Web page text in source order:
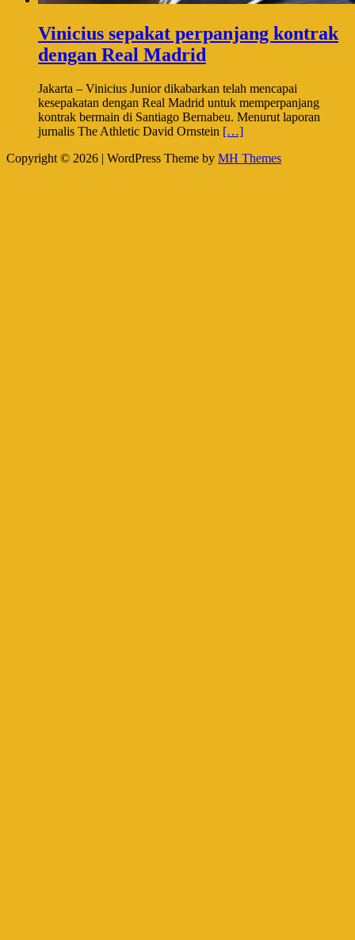
Vinicius sepakat perpanjang kontrak
dengan Real Madrid
Jakarta – Vinicius Junior dikabarkan telah mencapai
kesepakatan dengan Real Madrid untuk memperpanjang
kontrak bermain di Santiago Bernabeu. Menurut laporan
jurnalis The Athletic David Ornstein […]
Copyright © 2026 | WordPress Theme by MH Themes